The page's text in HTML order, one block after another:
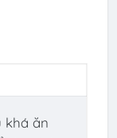
khá ăn